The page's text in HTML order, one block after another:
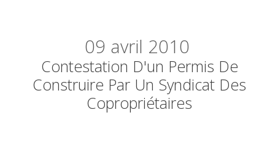
09 avril 2010
Contestation D'un Permis De
Construire Par Un Syndicat Des
Copropriétaires